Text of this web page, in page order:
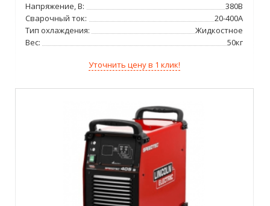
Напряжение, В:
380В
Сварочный ток:
20-400А
Тип охлаждения:
Жидкостное
Вес:
50кг
Уточнить цену в 1 клик!